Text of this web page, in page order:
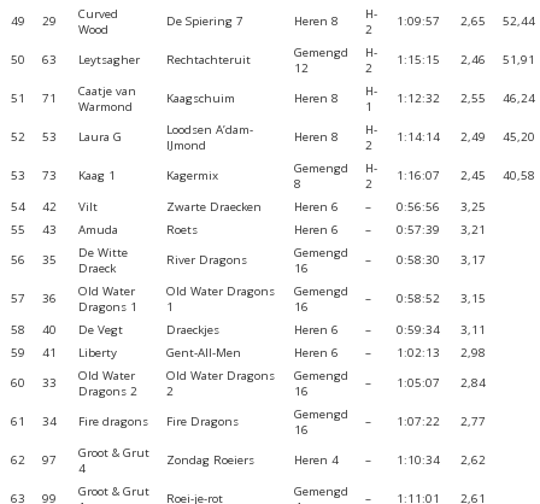
49 29
Curved
Wood
De Spiering 7 Heren 8
H-
2
1:09:57 2,65 52,44
50 63 Leytsagher Rechtachteruit
Gemengd
12
H-
2
1:15:15 2,46 51,91
51 71
Caatje van
Warmond
Kaagschuim Heren 8
H-
1
1:12:32 2,55 46,24
52 53 Laura G
Loodsen A’dam-
IJmond
Heren 8
H-
2
1:14:14 2,49 45,20
53 73 Kaag 1 Kagermix
Gemengd
8
H-
2
1:16:07 2,45
40,58
54
42 Vilt Zwarte Draecken Heren 6 – 0:56:56
3,25
55
43 Amuda Roets Heren 6 – 0:57:39
3,21
56
35
De Witte
Draeck
River Dragons
Gemengd
16
– 0:58:30 3,17
57 36
Old Water
Dragons 1
Old Water Dragons
1
Gemengd
16
– 0:58:52
3,15
58
40 De Vegt Draeckjes Heren 6 – 0:59:34
3,11
59
41 Liberty Gent-All-Men Heren 6 – 1:02:13
2,98
60
33
Old Water
Dragons 2
Old Water Dragons
2
Gemengd
16
– 1:05:07 2,84
61 34 Fire dragons Fire Dragons
Gemengd
16
– 1:07:22 2,77
62 97
Groot & Grut
4
Zondag Roeiers Heren 4 – 1:10:34 2,62
63 99
Groot & Grut
Roei-je-rot
Gemengd
– 1:11:01 2,61